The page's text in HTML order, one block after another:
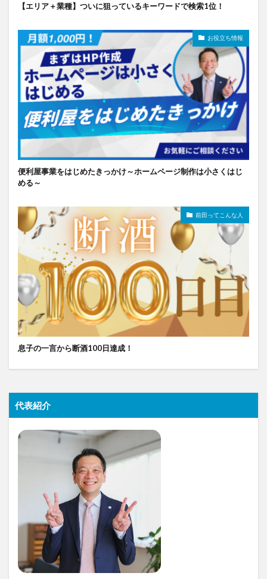
【エリア＋業種】ついに狙っているキーワードで検索1位！
お役立ち情報
便利屋事業をはじめたきっかけ～ホームページ制作は小さくはじ
める～
前田ってこんな人
息子の一言から断酒100日達成！
代表紹介